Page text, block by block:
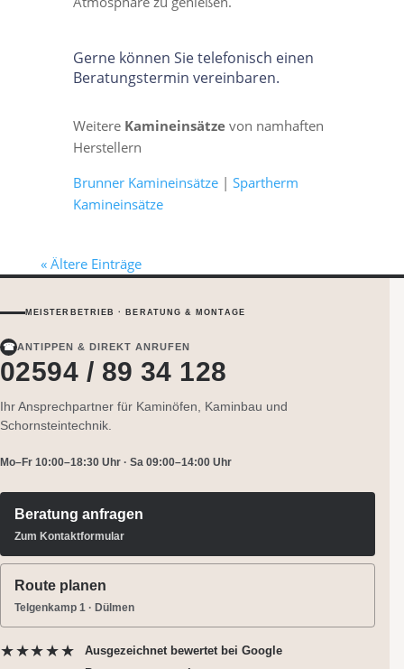
Gerne können Sie telefonisch einen
Beratungstermin vereinbaren.
Weitere Kamineinsätzevon namhaften
Herstellern
Brunner Kamineinsätze| Spartherm
Kamineinsätze
« Ältere Einträge
MEISTERBETRIEB · BERATUNG & MONTAGE
☎ ANTIPPEN & DIREKT ANRUFEN
02594 / 89 34 128
Ihr Ansprechpartner für Kaminöfen, Kaminbau und
Schornsteintechnik.
Mo–Fr 10:00–18:30 Uhr · Sa 09:00–14:00 Uhr
Beratung anfragen
Zum Kontaktformular
Route planen
Telgenkamp 1 · Dülmen
★★★★★ Ausgezeichnet bewertetbei Google